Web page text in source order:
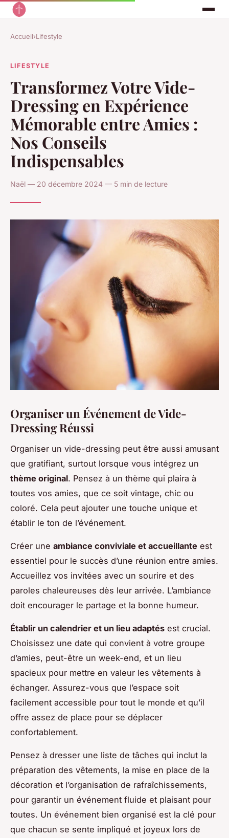
Accueil›Lifestyle
LIFESTYLE
Transformez Votre Vide-
Dressing en Expérience
Mémorable entre Amies :
Nos Conseils
Indispensables
Naël — 20 décembre 2024 — 5 min de lecture
Organiser un Événement de Vide-
Dressing Réussi
Organiser un vide-dressing peut être aussi amusant
que gratifiant, surtout lorsque vous intégrez un
thème original. Pensez à un thème qui plaira à
toutes vos amies, que ce soit vintage, chic ou
coloré. Cela peut ajouter une touche unique et
établir le ton de l’événement.
Créer une ambiance conviviale et accueillante est
essentiel pour le succès d’une réunion entre amies.
Accueillez vos invitées avec un sourire et des
paroles chaleureuses dès leur arrivée. L’ambiance
doit encourager le partage et la bonne humeur.
Établir un calendrier et un lieu adaptés est crucial.
Choisissez une date qui convient à votre groupe
d’amies, peut-être un week-end, et un lieu
spacieux pour mettre en valeur les vêtements à
échanger. Assurez-vous que l’espace soit
facilement accessible pour tout le monde et qu’il
offre assez de place pour se déplacer
confortablement.
Pensez à dresser une liste de tâches qui inclut la
préparation des vêtements, la mise en place de la
décoration et l’organisation de rafraîchissements,
pour garantir un événement fluide et plaisant pour
toutes. Un événement bien organisé est la clé pour
que chacun se sente impliqué et joyeux lors de